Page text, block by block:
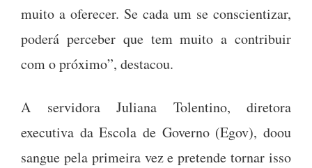
muito a oferecer. Se cada um se conscientizar,
poderá perceber que tem muito a contribuir
com o próximo”, destacou.
A servidora Juliana Tolentino, diretora
executiva da Escola de Governo (Egov), doou
sangue pela primeira vez e pretende tornar isso